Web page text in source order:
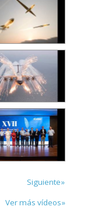
Siguiente»
Ver más vídeos»